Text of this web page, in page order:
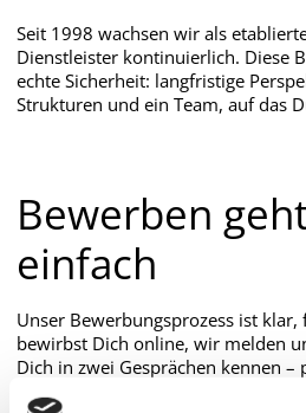
Seit 1998 wachsen wir als
Dienstleister kontinuierlich. Diese
echte Sicherheit: langfristige
Strukturen und ein Team, auf das
Bewerben
einfach
Unser Bewerbungsprozess ist
bewirbst Dich online, wir melden
Dich in zwei Gesprächen kennen
Du erhältst früh Transparenz zu